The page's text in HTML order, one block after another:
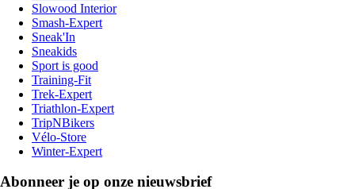
Slowood Interior
Smash-Expert
Sneak'In
Sneakids
Sport is good
Training-Fit
Trek-Expert
Triathlon-Expert
TripNBikers
Vélo-Store
Winter-Expert
Abonneer je op onze nieuwsbrief